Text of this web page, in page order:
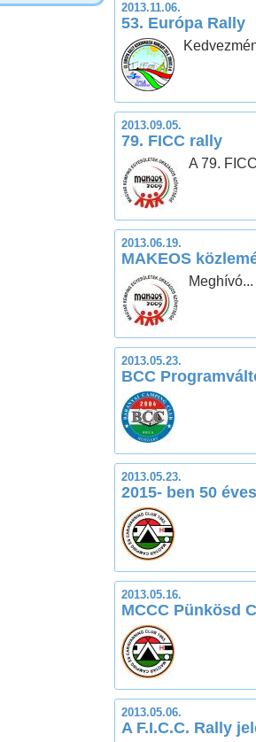
2013.11.06.
53. Európa Rally
2013.09.05.
79. FICC rally
A 79.
2013.06.19.
MAKEOS
Meghívó...
2013.05.23.
BCC
2013.05.23.
2015- ben 50
2013.05.16.
MCCC Pünkösd
2013.05.06.
A F.I.C.C. Rally